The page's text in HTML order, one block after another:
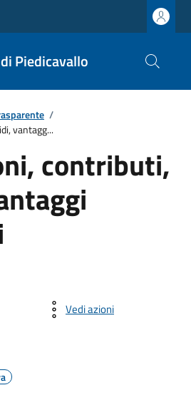
Piedicavallo
/
vantagg...
contributi,
Vedi azioni